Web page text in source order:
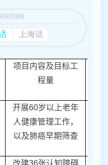
项目内容及目标工
程量
开展60岁以上老年
人健康管理工作，
以及肺癌早期筛查
改建36张认知障碍